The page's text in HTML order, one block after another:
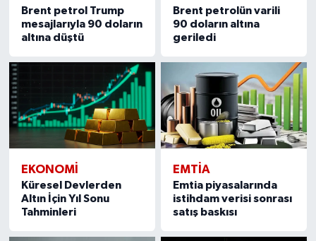
Brent petrol Trump
mesajlarıyla 90 doların
altına düştü
Brent petrolün varili
90 doların altına
geriledi
EKONOMI
Küresel Devlerden
Altın İçin Yıl Sonu
Tahminleri
EMTIA
Emtia piyasalarında
istihdam verisi sonrası
satış baskısı